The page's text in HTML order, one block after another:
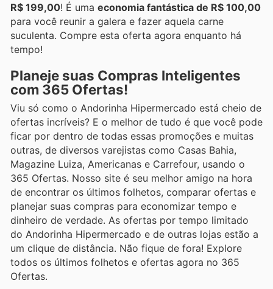
R$ 199,00! É uma economia fantástica de R$ 100,00
para você reunir a galera e fazer aquela carne
suculenta. Compre esta oferta agora enquanto há
tempo!
Planeje suas Compras Inteligentes
com 365 Ofertas!
Viu só como o Andorinha Hipermercado está cheio de
ofertas incríveis? E o melhor de tudo é que você pode
ficar por dentro de todas essas promoções e muitas
outras, de diversos varejistas como Casas Bahia,
Magazine Luiza, Americanas e Carrefour, usando o
365 Ofertas. Nosso site é seu melhor amigo na hora
de encontrar os últimos folhetos, comparar ofertas e
planejar suas compras para economizar tempo e
dinheiro de verdade. As ofertas por tempo limitado
do Andorinha Hipermercado e de outras lojas estão a
um clique de distância. Não fique de fora! Explore
todos os últimos folhetos e ofertas agora no 365
Ofertas.